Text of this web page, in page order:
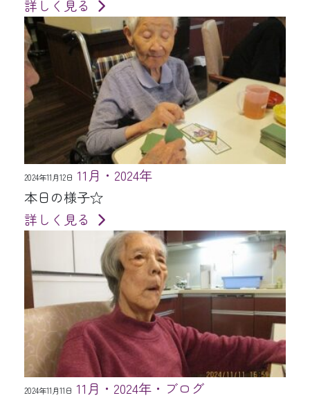
詳しく見る
2024年11月12日 11月・2024年
本日の様子☆
詳しく見る
2024年11月11日 11月・2024年・ブログ